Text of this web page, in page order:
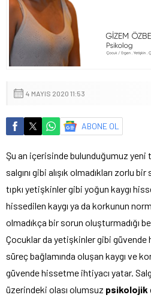
4 MAYIS 2020 11:53
ABONE OL
Şu an içerisinde bulunduğumuz
salgını gibi alışık olmadıkları zorlu
tıpkı yetişkinler gibi yoğun kaygı
hissedilen kaygı ya da korkunun
olmadıkça bir sorun oluşturmadığı
Çocuklar da yetişkinler gibi güvende
süreç bağlamında oluşan kaygı ve
güvende hissetme ihtiyacı yatar.
üzerindeki olası olumsuz psikolojik